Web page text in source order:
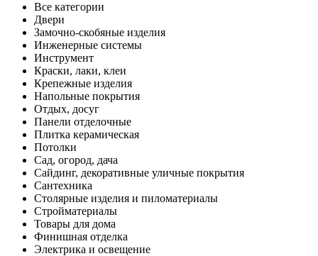
Все категории
Двери
Замочно-скобяные изделия
Инженерные системы
Инструмент
Краски, лаки, клеи
Крепежные изделия
Напольные покрытия
Отдых, досуг
Панели отделочные
Плитка керамическая
Потолки
Сад, огород, дача
Сайдинг, декоративные уличные покрытия
Сантехника
Столярные изделия и пиломатериалы
Стройматериалы
Товары для дома
Финишная отделка
Электрика и освещение